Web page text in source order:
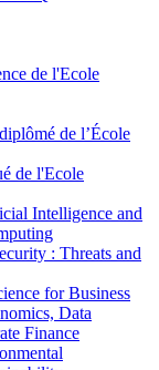
de l'Ecole
de l’École
de l'Ecole
Intelligence and
: Threats and
for Business
Data
Finance